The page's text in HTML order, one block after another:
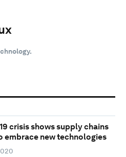
crisis shows supply chains
embrace new technologies